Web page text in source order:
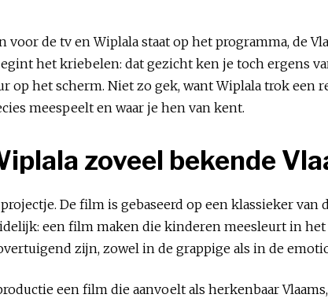
voor de tv en Wiplala staat op het programma, de
het kriebelen: dat gezicht ken je toch ergens
op het scherm. Niet zo gek, want Wiplala trok een
meespeelt en waar je hen van kent.
zoveel bekende
De film is gebaseerd op een klassieker
een film maken die kinderen meesleurt in
zijn, zowel in de grappige als in de
een film die aanvoelt als herkenbaar